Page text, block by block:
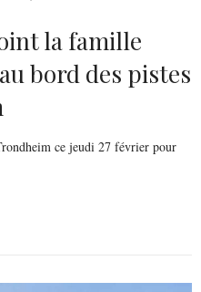
la famille
bord des pistes
ce jeudi 27 février pour